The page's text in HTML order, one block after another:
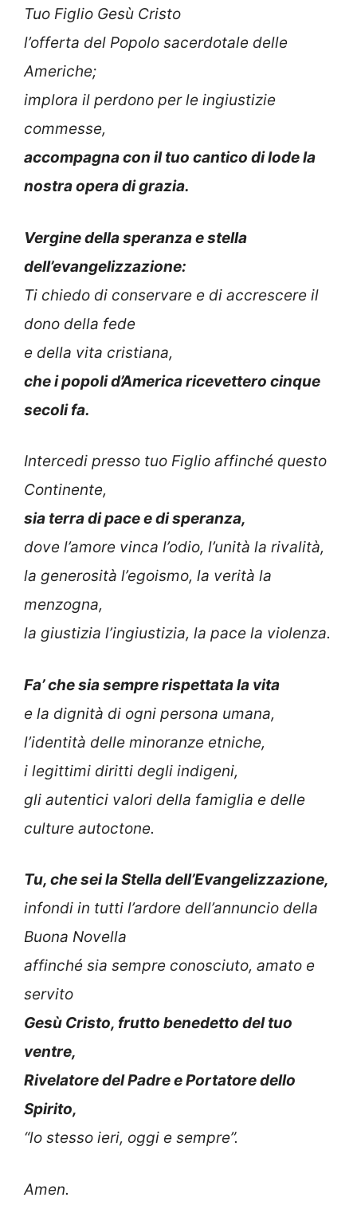
Tuo Figlio Gesù Cristo
l’offerta del Popolo sacerdotale delle
Americhe;
implora il perdono per le ingiustizie
commesse,
accompagna con il tuo cantico di lode la
nostra opera di grazia.
Vergine della speranza e stella
dell’evangelizzazione:
Ti chiedo di conservare e di accrescere il
dono della fede
e della vita cristiana,
che i popoli d’America ricevettero cinque
secoli fa.
Intercedi presso tuo Figlio affinché questo
Continente,
sia terra di pace e di speranza,
dove l’amore vinca l’odio, l’unità la rivalità,
la generosità l’egoismo, la verità la
menzogna,
la giustizia l’ingiustizia, la pace la violenza.
Fa’ che sia sempre rispettata la vita
e la dignità di ogni persona umana,
l’identità delle minoranze etniche,
i legittimi diritti degli indigeni,
gli autentici valori della famiglia e delle
culture autoctone.
Tu, che sei la Stella dell’Evangelizzazione,
infondi in tutti l’ardore dell’annuncio della
Buona Novella
affinché sia sempre conosciuto, amato e
servito
Gesù Cristo, frutto benedetto del tuo
ventre,
Rivelatore del Padre e Portatore dello
Spirito,
“lo stesso ieri, oggi e sempre”.
Amen.